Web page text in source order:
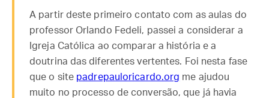
A partir deste primeiro contato com as aulas do
professor Orlando Fedeli, passei a considerar a
Igreja Católica ao comparar a história e a
doutrina das diferentes vertentes. Foi nesta fase
que o site padrepauloricardo.org me ajudou
muito no processo de conversão, que já havia